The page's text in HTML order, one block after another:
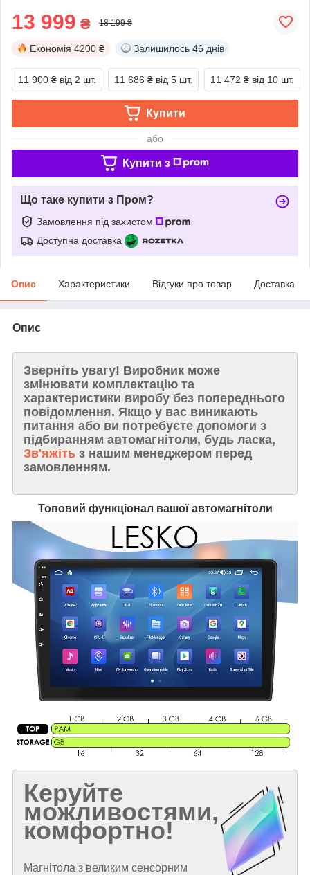
13 999 ₴ 18 199 ₴
Економія 4200 ₴ Залишилось 46 днів
11 900 ₴ від 2 шт. 11 686 ₴ від 5 шт. 11 472 ₴ від 10 шт.
Купити
або
Купити з
Що таке купити з Пром?
Замовлення під захистом
Доступна доставка
Опис Характеристики Відгуки про товар Доставка
Опис
Зверніть увагу! Виробник може
змінювати комплектацію та
характеристики виробу без попереднього
повідомлення. Якщо у вас виникають
питання або ви потребуєте допомоги з
підбиранням автомагнітоли, будь ласка,
Зв'яжіть з нашим менеджером перед
замовленням.
Топовий функціонал вашої автомагнітоли
Керуйте
можливостями,
комфортно!
Магнітола з великим сенсорним